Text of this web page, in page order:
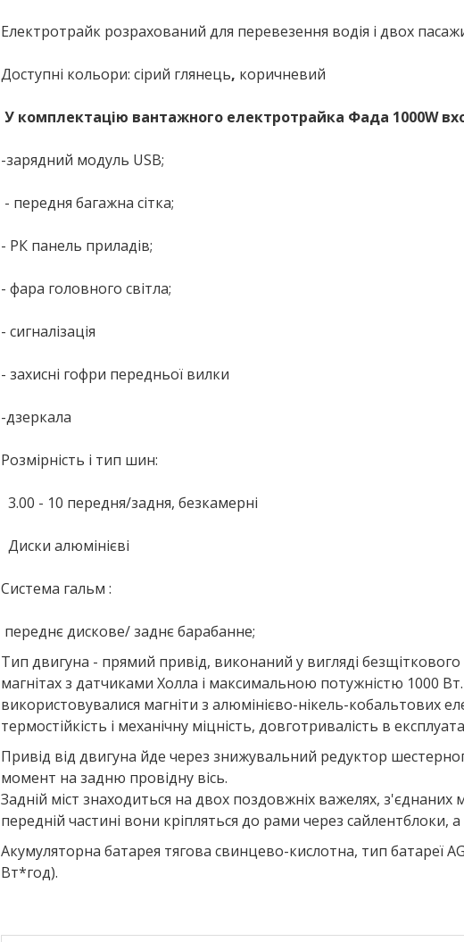
Електротрайк розрахований для перевезення водія і двох
Доступні кольори: сірий глянець, коричневий
У комплектацію вантажного електротрайка Фада 1000W
-зарядний модуль USB;
- передня багажна сітка;
- РК панель приладів;
- фара головного світла;
- сигналізація
- захисні гофри передньої вилки
-дзеркала
Розмірність і тип шин:
3.00 - 10 передня/задня, безкамерні
Диски алюмінієві
Система гальм :
переднє дискове/ заднє барабанне;
Тип двигуна - прямий привід, виконаний у вигляді
магнітах з датчиками Холла і максимальною потужністю 1000
використовувалися магніти з алюмінієво-нікель-кобальтових
термостійкість і механічну міцність, довготривалість в
Привід від двигуна йде через знижувальний редуктор
момент на задню провідну вісь.
Задній міст знаходиться на двох поздовжніх важелях,
передній частині вони кріпляться до рами через
Акумуляторна батарея тягова свинцево-кислотна, тип батареї
Вт*год).